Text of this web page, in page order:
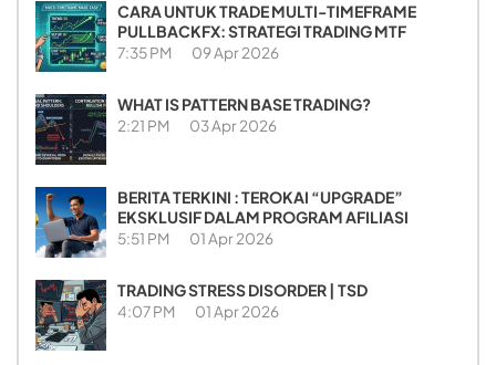
CARA UNTUK TRADE MULTI-TIMEFRAME
PULLBACKFX: STRATEGI TRADING MTF
7:35 PM 09 Apr 2026
WHAT IS PATTERN BASE TRADING?
2:21 PM 03 Apr 2026
BERITA TERKINI : TEROKAI “UPGRADE”
EKSKLUSIF DALAM PROGRAM AFILIASI
5:51 PM 01 Apr 2026
TRADING STRESS DISORDER | TSD
4:07 PM 01 Apr 2026